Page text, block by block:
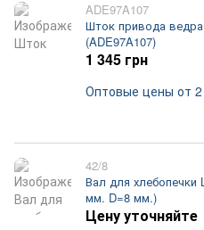
ADE97A107
Шток привода ведра
(ADE97A107)
1 345 грн
Оптовые цены от
42/8
Вал для хлебопечки
мм. D=8 мм.)
Цену уточняйте